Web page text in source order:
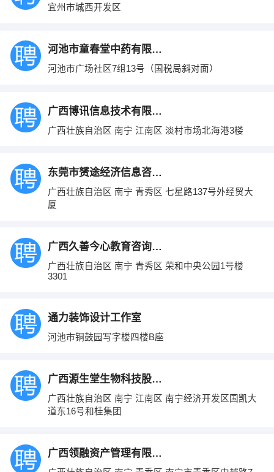
宜州市城西开发区
河池市童春堂中药有限责任公司
河池市广场社区7组13号（国税局斜对面）
广西博讯信息技术有限公司
广西壮族自治区 南宁 江南区 淡村市场北海港3楼
东莞市赟途经济信息咨询有限公司南宁分公司
广西壮族自治区 南宁 青秀区 七星路137号外经贸大
厦
广西久善今心教育咨询有限公司
广西壮族自治区 南宁 青秀区 荣和中央公园1号楼
3301
通力装饰设计工作室
河池市铜鼓园写字楼四楼B座
广西源生堂生物科技股份有限公司
广西壮族自治区 南宁 江南区 南宁经济开发区国凯大
道东16号和桂集团
广西领融资产管理有限公司